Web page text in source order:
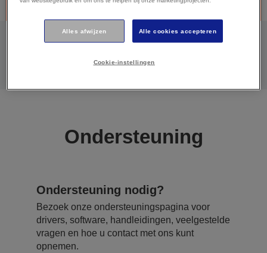
DIT PRODUCT
Ondersteuning
Ondersteuning nodig?
Bezoek onze ondersteuningspagina voor
drivers, software, handleidingen, veelgestelde
vragen en hoe u contact met ons kunt
opnemen.
Alles afwijzen Alle cookies accepteren
Cookie-instellingen